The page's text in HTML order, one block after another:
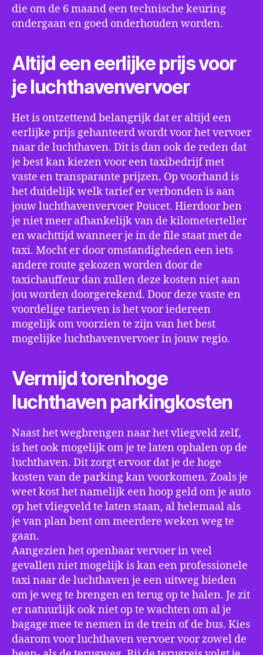
die om de 6 maand een technische keuring
ondergaan en goed onderhouden worden.
Altijd een eerlijke prijs voor
je luchthavenvervoer
Het is ontzettend belangrijk dat er altijd een
eerlijke prijs gehanteerd wordt voor het vervoer
naar de luchthaven. Dit is dan ook de reden dat
je best kan kiezen voor een taxibedrijf met
vaste en transparante prijzen. Op voorhand is
het duidelijk welk tarief er verbonden is aan
jouw luchthavenvervoer Poucet. Hierdoor ben
je niet meer afhankelijk van de kilometerteller
en wachttijd wanneer je in de file staat met de
taxi. Mocht er door omstandigheden een iets
andere route gekozen worden door de
taxichauffeur dan zullen deze kosten niet aan
jou worden doorgerekend. Door deze vaste en
voordelige tarieven is het voor iedereen
mogelijk om voorzien te zijn van het best
mogelijke luchthavenvervoer in jouw regio.
Vermijd torenhoge
luchthaven parkingkosten
Naast het wegbrengen naar het vliegveld zelf,
is het ook mogelijk om je te laten ophalen op de
luchthaven. Dit zorgt ervoor dat je de hoge
kosten van de parking kan voorkomen. Zoals je
weet kost het namelijk een hoop geld om je auto
op het vliegveld te laten staan, al helemaal als
je van plan bent om meerdere weken weg te
gaan.
Aangezien het openbaar vervoer in veel
gevallen niet mogelijk is kan een professionele
taxi naar de luchthaven je een uitweg bieden
om je weg te brengen en terug op te halen. Je zit
er natuurlijk ook niet op te wachten om al je
bagage mee te nemen in de trein of de bus. Kies
daarom voor luchthaven vervoer voor zowel de